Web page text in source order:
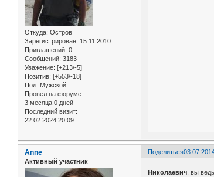
Откуда: Остров
Зарегистрирован: 15.11.2010
Приглашений: 0
Сообщений: 3183
Уважение: [+213/-5]
Позитив: [+553/-18]
Пол: Мужской
Провел на форуме:
3 месяца 0 дней
Последний визит:
22.02.2024 20:09
Поделиться
Anne
Активный участник
Николаевич, вы